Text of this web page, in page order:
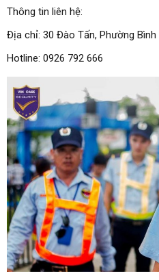
Thông tin liên hệ:
Địa chỉ: 30 Đào Tấn, Phường Bình
Hotline: 0926 792 666